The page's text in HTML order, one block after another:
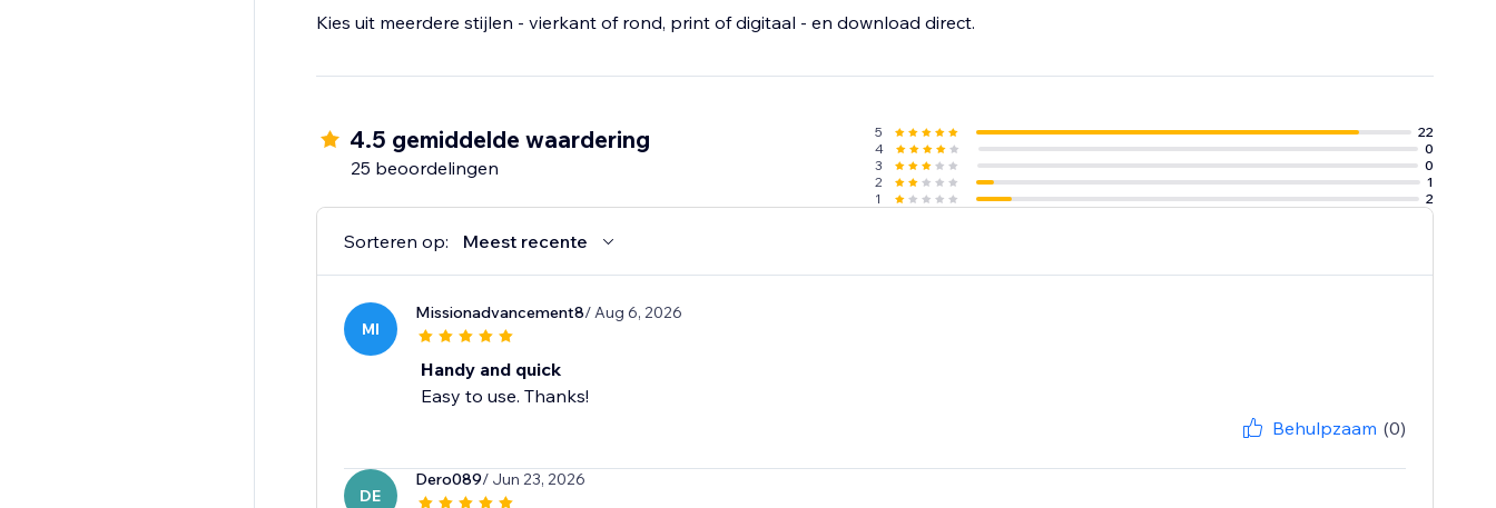
Kies uit meerdere stijlen - vierkant of rond, print of digitaal - en download direct.
4.5 gemiddelde waardering
25 beoordelingen
5
22
4
0
3
0
2
1
1
2
Sorteren op: Meest recente
MI
Missionadvancement8/ Aug 6, 2026
Handy and quick
Easy to use. Thanks!
Behulpzaam (0)
DE
Dero089/ Jun 23, 2026